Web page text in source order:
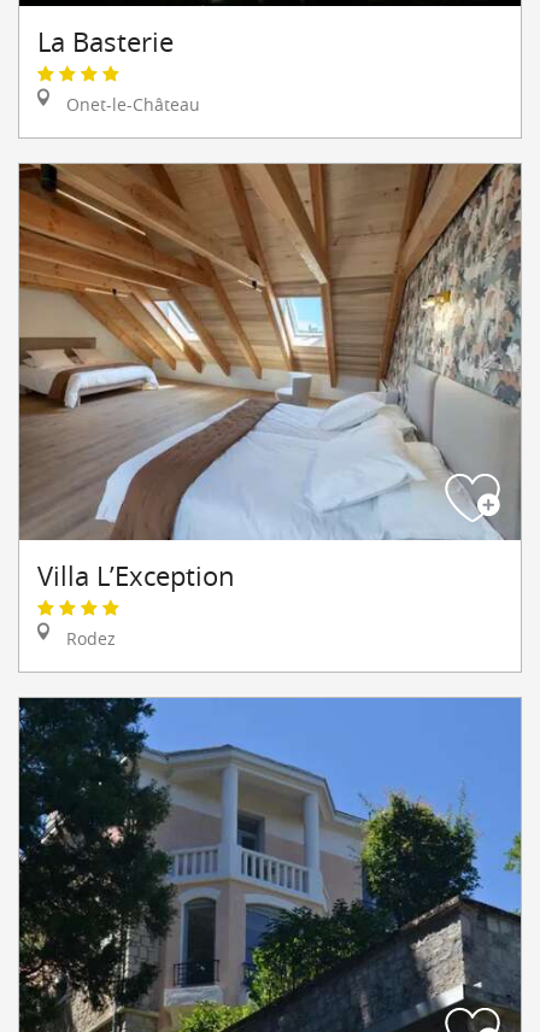
La Basterie
Onet-le-Château
Villa L’Exception
Rodez